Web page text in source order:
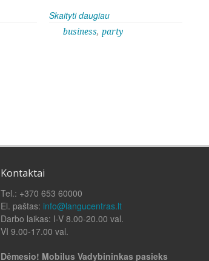
Skaityti daugiau
business, party
Kontaktai
Tel.: +370 653 60000
El. paštas: info@langucentras.lt
Darbo laikas: I-V 8.00-20.00 val.
VI 9.00-17.00 val.
Dėmesio! Mobilus Vadybininkas pasieks